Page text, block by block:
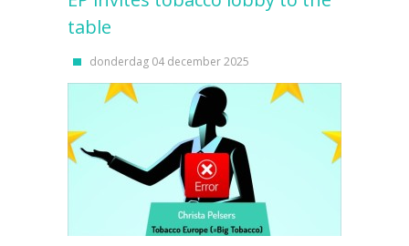
table
donderdag 04 december 2025